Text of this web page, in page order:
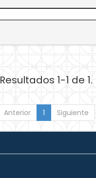
Resultados 1-1 de 1.
Anterior 1 Siguiente